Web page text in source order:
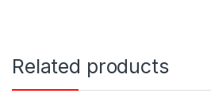
Related products